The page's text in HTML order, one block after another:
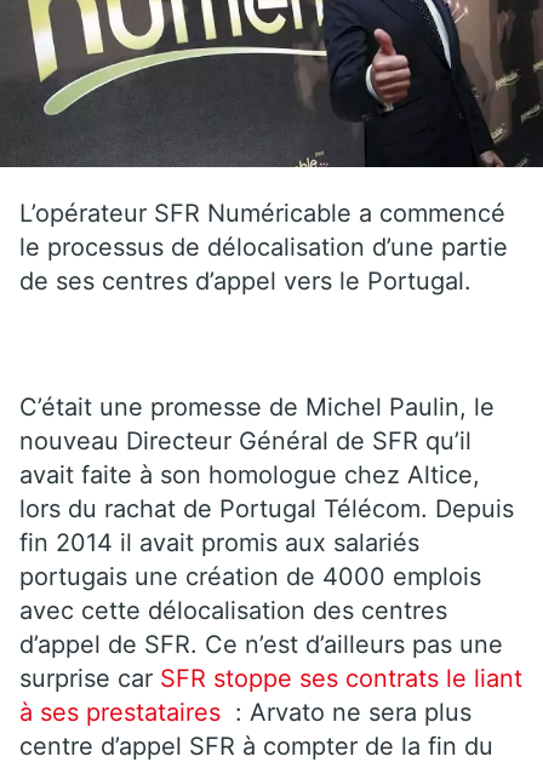
L’opérateur SFR Numéricable a commencé
le processus de délocalisation d’une partie
de ses centres d’appel vers le Portugal.
C’était une promesse de Michel Paulin, le
nouveau Directeur Général de SFR qu’il
avait faite à son homologue chez Altice,
lors du rachat de Portugal Télécom. Depuis
fin 2014 il avait promis aux salariés
portugais une création de 4000 emplois
avec cette délocalisation des centres
d’appel de SFR. Ce n’est d’ailleurs pas une
surprise car SFR stoppe ses contrats le liant
à ses prestataires : Arvato ne sera plus
centre d’appel SFR à compter de la fin du